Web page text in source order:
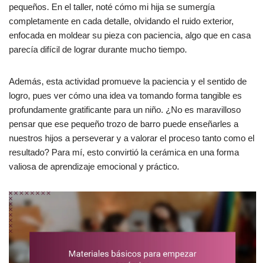
pequeños. En el taller, noté cómo mi hija se sumergía
completamente en cada detalle, olvidando el ruido exterior,
enfocada en moldear su pieza con paciencia, algo que en casa
parecía difícil de lograr durante mucho tiempo.
Además, esta actividad promueve la paciencia y el sentido de
logro, pues ver cómo una idea va tomando forma tangible es
profundamente gratificante para un niño. ¿No es maravilloso
pensar que ese pequeño trozo de barro puede enseñarles a
nuestros hijos a perseverar y a valorar el proceso tanto como el
resultado? Para mí, esto convirtió la cerámica en una forma
valiosa de aprendizaje emocional y práctico.